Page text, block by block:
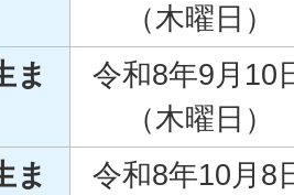
（木曜日）
ま
令和8年9月10
（木曜日）
ま
令和8年10月8